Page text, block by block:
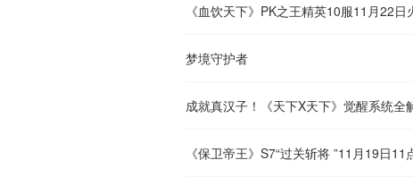
《血饮天下》PK之王精英10服11月22日
梦境守护者
成就真汉子！《天下X天下》觉醒系统全
《保卫帝王》S7“过关斩将 ”11月19日11